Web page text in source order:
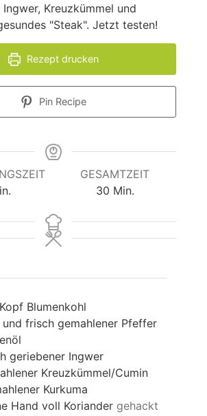
Kreuzkümmel und
"Steak". Jetzt testen!
Rezept drucken
Pin Recipe
GESAMTZEIT
30Minuten
Min.
Blumenkohl
und frisch gemahlener Pfeffer
geriebener Ingwer
Kreuzkümmel/Cumin
Kurkuma
Hand voll Koriander gehackt